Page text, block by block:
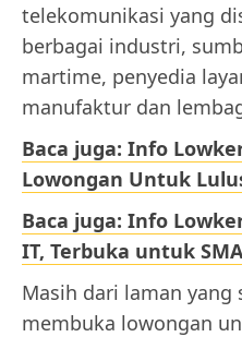
telekomunikasi yang
berbagai industri,
martime, penyedia
manufaktur dan
Baca juga: Info
Lowongan Untuk
Baca juga: Info
IT, Terbuka untuk
Masih dari laman yang
membuka lowongan